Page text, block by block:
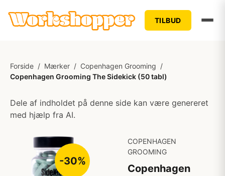
TILBUD
Forside / Mærker / Copenhagen Grooming /
Copenhagen Grooming The Sidekick (50 tabl)
Dele af indholdet på denne side kan være genereret
med hjælp fra AI.
-30%
COPENHAGEN
GROOMING
Copenhagen